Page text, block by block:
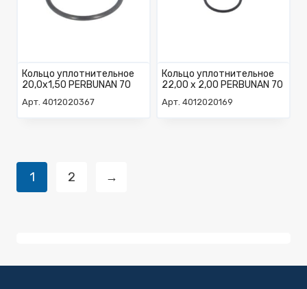
Кольцо уплотнительное
20,0х1,50 PERBUNAN 70
Арт. 4012020367
Кольцо уплотнительное
22,00 x 2,00 PERBUNAN 70
Арт. 4012020169
1 2 →